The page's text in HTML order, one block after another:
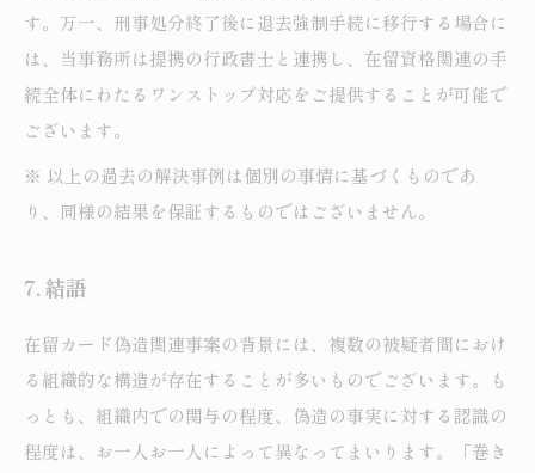
す。万一、刑事処分終了後に退去強制手続に移行する場合に
は、当事務所は提携の行政書士と連携し、在留資格関連の手
続全体にわたるワンストップ対応をご提供することが可能で
ございます。
※ 以上の過去の解決事例は個別の事情に基づくものであ
り、同様の結果を保証するものではございません。
7. 結語
在留カード偽造関連事案の背景には、複数の被疑者間におけ
る組織的な構造が存在することが多いものでございます。も
っとも、組織内での関与の程度、偽造の事実に対する認識の
程度は、お一人お一人によって異なってまいります。「巻き